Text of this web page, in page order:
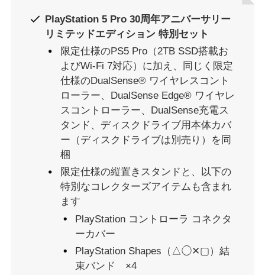
PlayStation 5 Pro 30周年アニバーサリー
リミテッドエディション 特別セット
限定仕様のPS5 Pro（2TB SSD搭載お
よびWi-Fi 7対応）に加え、同じく限定
仕様のDualSense® ワイヤレスコント
ローラー、DualSense Edge® ワイヤレ
スコントローラー、DualSense充電ス
タンド、ディスクドライブ用本体カバ
ー（ディスクドライブは別売り）を同
梱
限定仕様の縦置きスタンドと、以下の
特別なコレクターズアイテムも含まれ
ます
PlayStation コントローラ コネクタ
ーカバー
PlayStation Shapes（△◯✕▢）結
束バンド ×4